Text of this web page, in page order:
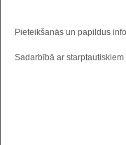
Pieteikšanās un papildus
Sadarbībā ar